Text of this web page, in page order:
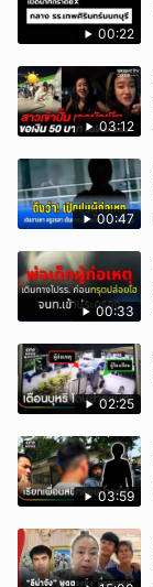
00:22
03:12
00:47
00:33
02:25
03:59